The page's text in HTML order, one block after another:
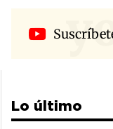
Lo último